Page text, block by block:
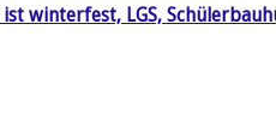
winterfest, LGS,